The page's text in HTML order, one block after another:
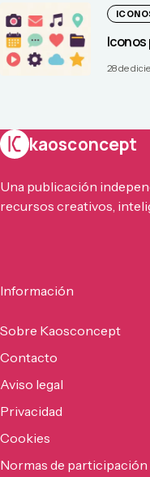
Iconos
28 de
kaosconcept
Una publicación
recursos creativos,
Información
Sobre Kaosconcept
Contacto
Aviso legal
Privacidad
Cookies
Normas de participación